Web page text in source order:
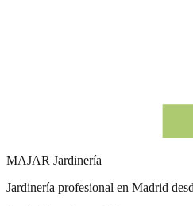
MAJAR Jardinería
Jardinería profesional en Madrid